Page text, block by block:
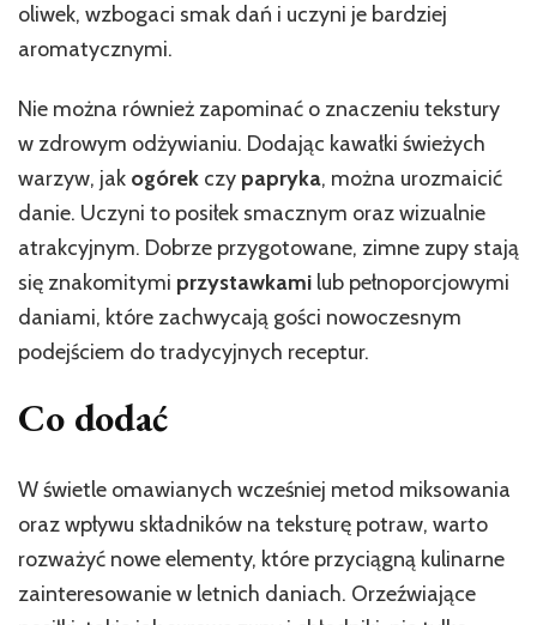
oliwek, wzbogaci smak dań i uczyni je bardziej
aromatycznymi.
Nie można również zapominać o znaczeniu tekstury
w zdrowym odżywianiu. Dodając kawałki świeżych
warzyw, jak ogórek czy papryka, można urozmaicić
danie. Uczyni to posiłek smacznym oraz wizualnie
atrakcyjnym. Dobrze przygotowane, zimne zupy stają
się znakomitymi przystawkami lub pełnoporcjowymi
daniami, które zachwycają gości nowoczesnym
podejściem do tradycyjnych receptur.
Co dodać
W świetle omawianych wcześniej metod miksowania
oraz wpływu składników na teksturę potraw, warto
rozważyć nowe elementy, które przyciągną kulinarne
zainteresowanie w letnich daniach. Orzeźwiające